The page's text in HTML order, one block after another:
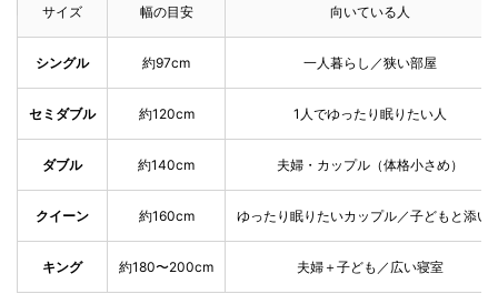
サイズ 幅の目安 向いている人
シングル 約97cm 一人暮らし／狭い部屋
セミダブル 約120cm 1人でゆったり眠りたい人
ダブル 約140cm 夫婦・カップル（体格小さめ）
クイーン 約160cm ゆったり眠りたいカップル／子どもと添い
キング 約180〜200cm 夫婦＋子ども／広い寝室